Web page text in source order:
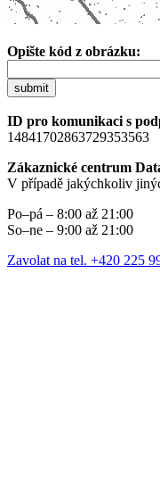
Opište kód z obrázku:
submit
ID pro komunikaci s
14841702863729353563
Zákaznické centrum
V případě jakýchkoliv
Po–pá – 8:00 až 21:00
So–ne – 9:00 až 21:00
Zavolat na tel. +420 225